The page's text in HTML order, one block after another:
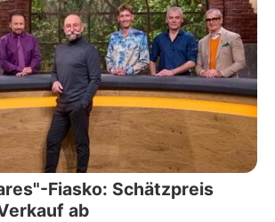
Fiasko: Schätzpreis
ab